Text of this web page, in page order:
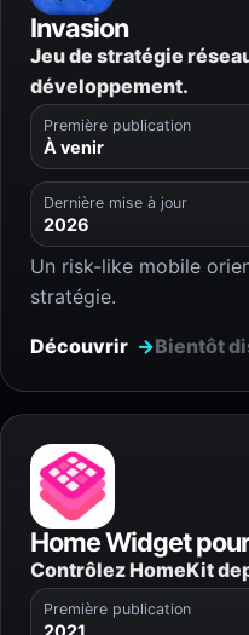
Invasion
Jeu de stratégie
développement.
Première publication
À venir
Dernière mise à jour
2026
Un risk-like mobile
stratégie.
Découvrir Bientôt
Home Widget
Contrôlez HomeKit
Première publication
2021